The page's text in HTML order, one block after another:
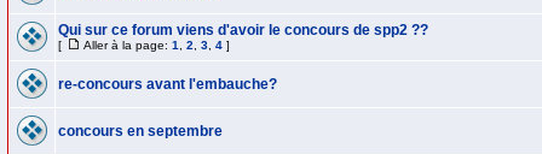
Qui sur ce forum viens d'avoir le concours de spp2 ??
[ Aller à la page: 1 2 3 4 ]
re-concours avant l'embauche?
concours en septembre